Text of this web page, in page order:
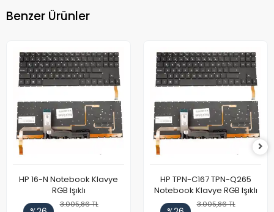
Benzer Ürünler
HP 16-N Notebook Klavye
RGB Işıklı
3.005,86 TL
HP TPN-C167 TPN-Q265
Notebook Klavye RGB Işıklı
3.005,86 TL